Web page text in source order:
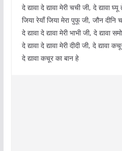
दे द्यावा दे द्यावा मेरी चची जी, दे द्यावा
जिया रेयाँ जिया मेरा पुफू जी, जौन दीनि
दे द्यावा दे द्यावा मेरी भाभी जी, दे द्यावा
दे द्यावा दे द्यावा मेरी दीदी जी, दे द्यावा
दे द्यावा कचूर का बान हे